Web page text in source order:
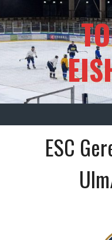
zum
Inhalt
ESC